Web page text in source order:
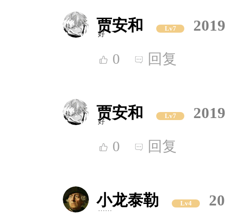
贾安和 Lv7
好
0 回复
贾安和 Lv7
好
0 回复
小龙泰勒 Lv4
……